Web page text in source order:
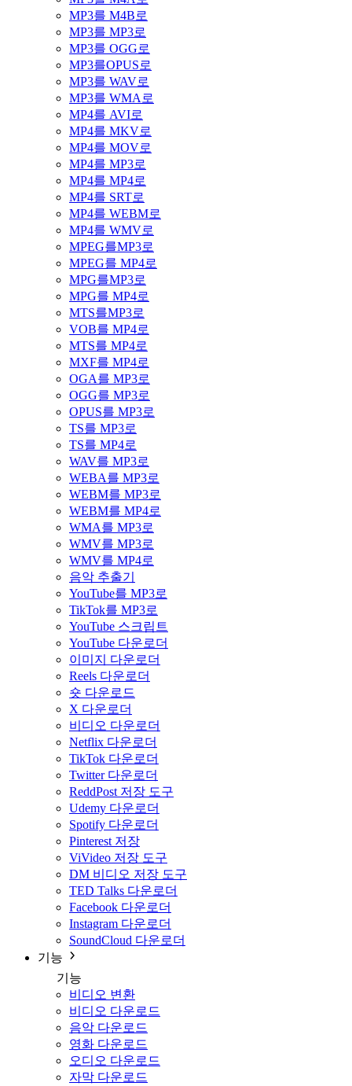
MP3를 M4B로
MP3를 MP3로
MP3를 OGG로
MP3를OPUS로
MP3를 WAV로
MP3를 WMA로
MP4를 AVI로
MP4를 MKV로
MP4를 MOV로
MP4를 MP3로
MP4를 MP4로
MP4를 SRT로
MP4를 WEBM로
MP4를 WMV로
MPEG를MP3로
MPEG를 MP4로
MPG를MP3로
MPG를 MP4로
MTS를MP3로
VOB를 MP4로
MTS를 MP4로
MXF를 MP4로
OGA를 MP3로
OGG를 MP3로
OPUS를 MP3로
TS를 MP3로
TS를 MP4로
WAV를 MP3로
WEBA를 MP3로
WEBM를 MP3로
WEBM를 MP4로
WMA를 MP3로
WMV를 MP3로
WMV를 MP4로
음악 추출기
YouTube를 MP3로
TikTok를 MP3로
YouTube 스크립트
YouTube 다운로더
이미지 다운로더
Reels 다운로더
숏 다운로드
X 다운로더
비디오 다운로더
Netflix 다운로더
TikTok 다운로더
Twitter 다운로더
ReddPost 저장 도구
Udemy 다운로더
Spotify 다운로더
Pinterest 저장
ViVideo 저장 도구
DM 비디오 저장 도구
TED Talks 다운로더
Facebook 다운로더
Instagram 다운로더
SoundCloud 다운로더
기능
기능
비디오 변환
비디오 다운로드
음악 다운로드
영화 다운로드
오디오 다운로드
자막 다운로드